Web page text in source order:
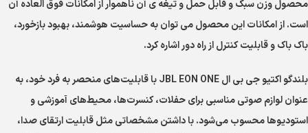
محصول وزن سبک و قابل حمل و تيغه ی آن ناهموار از امکانات فوق العاده آن
است. از امکانات این محصول می توان به حساسیت هوشمند، بهبود بازخورد،
باک باک و قابلیت کنترل از راه دور اشاره کرد.
بلندگو اکتیو جی بی ال JBL EON ONE با قابلیت‌های منحصر به فرد خود، به
عنوان لوازم صوتی مناسبی برای حفلات، کنسرت‌ها، محیط‌های آموزشی و
استودیو‌ها محسوب می‌شود. با داشتن مشخصاتی مثل قابلیت ارتقای صدا،